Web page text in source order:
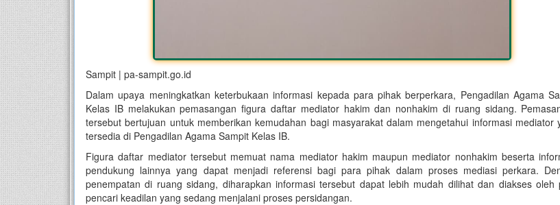
Sampit | pa-sampit.go.id
Dalam upaya meningkatkan keterbukaan informasi kepada para pihak berperkara, Pengadilan Agama
Kelas IB melakukan pemasangan figura daftar mediator hakim dan nonhakim di ruang sidang.
tersebut bertujuan untuk memberikan kemudahan bagi masyarakat dalam mengetahui informasi mediator
tersedia di Pengadilan Agama Sampit Kelas IB.
Figura daftar mediator tersebut memuat nama mediator hakim maupun mediator nonhakim beserta
pendukung lainnya yang dapat menjadi referensi bagi para pihak dalam proses mediasi perkara.
penempatan di ruang sidang, diharapkan informasi tersebut dapat lebih mudah dilihat dan diakses oleh
pencari keadilan yang sedang menjalani proses persidangan.